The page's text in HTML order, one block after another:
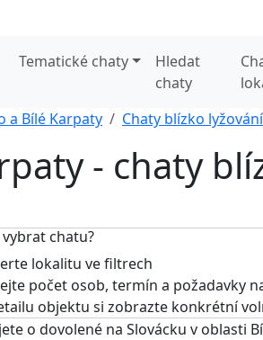
Tematické chaty
Hledat
chaty
a Bílé Karpaty Chaty blízko lyžování
- chaty
chatu?
lokalitu ve filtrech
počet osob, termín a požadavky
objektu si zobrazte konkrétní
o dovolené na Slovácku v oblasti